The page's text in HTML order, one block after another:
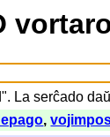
La serĉado
,